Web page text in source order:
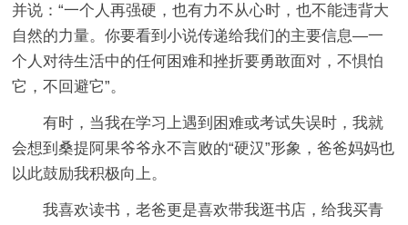
并说：“一个人再强硬，也有力不从心时，也不能违背大
自然的力量。你要看到小说传递给我们的主要信息―一
个人对待生活中的任何困难和挫折要勇敢面对，不惧怕
它，不回避它”。
有时，当我在学习上遇到困难或考试失误时，我就
会想到桑提阿果爷爷永不言败的“硬汉”形象，爸爸妈妈也
以此鼓励我积极向上。
我喜欢读书，老爸更是喜欢带我逛书店，给我买青